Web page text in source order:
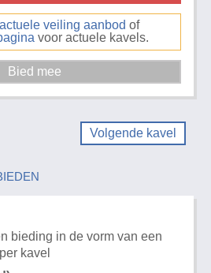
actuele veiling aanbod of
voor actuele kavels.
Volgende kavel
bieding in de vorm van een
kavel